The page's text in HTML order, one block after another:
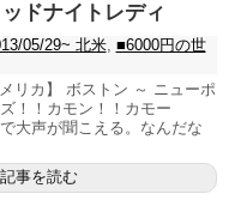
ドナイトレディ
05/29~ 北米, ■6000円の世
リカ】 ボストン ～ ニューポ
！！カモン！！カモー
大声が聞こえる。なんだな
記事を読む